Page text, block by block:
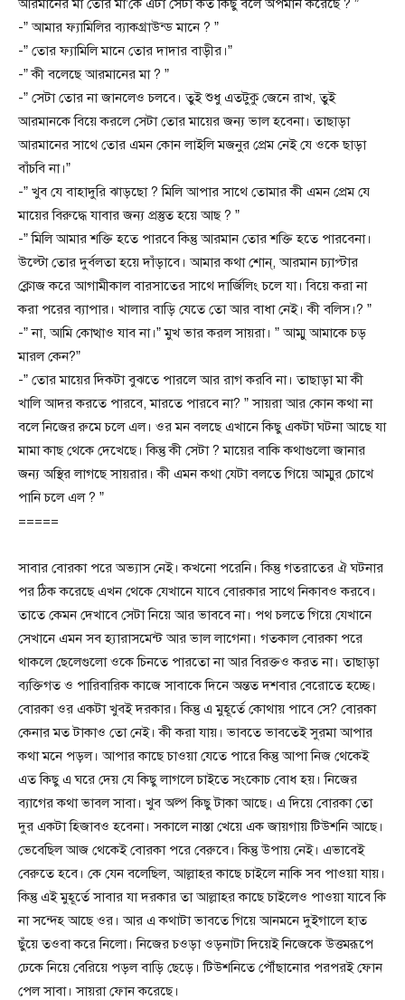
-” আমার ফ্যামিলির ব্যাকগ্রাউন্ড মানে ? ”
-” তোর ফ্যামিলি মানে তোর দাদার বাড়ীর।”
-” কী বলেছে আরমানের মা ? ”
-” সেটা তোর না জানলেও চলবে। তুই শুধু এতটুকু জেনে রাখ, তুই
আরমানকে বিয়ে করলে সেটা তোর মায়ের জন্য ভাল হবেনা। তাছাড়া
আরমানের সাথে তোর এমন কোন লাইলি মজনুর প্রেম নেই যে ওকে ছাড়া
বাঁচবি না।”
-” খুব যে বাহাদুরি ঝাড়ছো ? মিলি আপার সাথে তোমার কী এমন প্রেম যে
মায়ের বিরুদ্ধে যাবার জন্য প্রস্তুত হয়ে আছ ? ”
-” মিলি আমার শক্তি হতে পারবে কিন্তু আরমান তোর শক্তি হতে পারবেনা।
উল্টো তোর দুর্বলতা হয়ে দাঁড়াবে। আমার কথা শোন্, আরমান চ্যাপ্টার
ক্লোজ করে আগামীকাল বারসাতের সাথে দার্জিলিং চলে যা। বিয়ে করা না
করা পরের ব্যাপার। খালার বাড়ি যেতে তো আর বাধা নেই। কী বলিস।? ”
-” না, আমি কোত্থাও যাব না।” মুখ ভার করল সায়রা। ” আম্মু আমাকে চড়
মারল কেন?”
-” তোর মায়ের দিকটা বুঝতে পারলে আর রাগ করবি না। তাছাড়া মা কী
খালি আদর করতে পারবে, মারতে পারবে না? ” সায়রা আর কোন কথা না
বলে নিজের রুমে চলে এল। ওর মন বলছে এখানে কিছু একটা ঘটনা আছে যা
মামা কাছ থেকে দেখেছে। কিন্তু কী সেটা ? মায়ের বাকি কথাগুলো জানার
জন্য অস্থির লাগছে সায়রার। কী এমন কথা যেটা বলতে গিয়ে আম্মুর চোখে
পানি চলে এল ? ”
=====
সাবার বোরকা পরে অভ্যাস নেই। কখনো পরেনি। কিন্তু গতরাতের ঐ ঘটনার
পর ঠিক করেছে এখন থেকে যেখানে যাবে বোরকার সাথে নিকাবও করবে।
তাতে কেমন দেখাবে সেটা নিয়ে আর ভাববে না। পথ চলতে গিয়ে যেখানে
সেখানে এমন সব হ্যারাসমেন্ট আর ভাল লাগেনা। গতকাল বোরকা পরে
থাকলে ছেলেগুলো ওকে চিনতে পারতো না আর বিরক্তও করত না। তাছাড়া
ব্যক্তিগত ও পারিবারিক কাজে সাবাকে দিনে অন্তত দশবার বেরোতে হচ্ছে।
বোরকা ওর একটা খুবই দরকার। কিন্তু এ মুহূর্তে কোথায় পাবে সে? বোরকা
কেনার মত টাকাও তো নেই। কী করা যায়। ভাবতে ভাবতেই সুরমা আপার
কথা মনে পড়ল। আপার কাছে চাওয়া যেতে পারে কিন্তু আপা নিজ থেকেই
এত কিছু এ ঘরে দেয় যে কিছু লাগলে চাইতে সংকোচ বোধ হয়। নিজের
ব্যাগের কথা ভাবল সাবা। খুব অল্প কিছু টাকা আছে। এ দিয়ে বোরকা তো
দুর একটা হিজাবও হবেনা। সকালে নাস্তা খেয়ে এক জায়গায় টিউশনি আছে।
ভেবেছিল আজ থেকেই বোরকা পরে বেরুবে। কিন্তু উপায় নেই। এভাবেই
বেরুতে হবে। কে যেন বলেছিল, আল্লাহর কাছে চাইলে নাকি সব পাওয়া যায়।
কিন্তু এই মুহূর্তে সাবার যা দরকার তা আল্লাহর কাছে চাইলেও পাওয়া যাবে কি
না সন্দেহ আছে ওর। আর এ কথাটা ভাবতে গিয়ে আনমনে দুইগালে হাত
ছুঁয়ে তওবা করে নিলো। নিজের চওড়া ওড়নাটা দিয়েই নিজেকে উত্তমরূপে
ঢেকে নিয়ে বেরিয়ে পড়ল বাড়ি ছেড়ে। টিউশনিতে পৌঁছানোর পরপরই ফোন
পেল সাবা। সায়রা ফোন করেছে।